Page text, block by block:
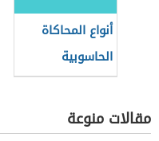
أنواع المحاكاة
الحاسوبية
مقالات منوعة